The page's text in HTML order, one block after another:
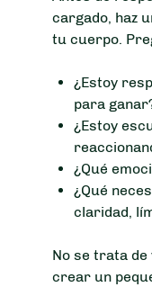
cargado, haz
tu cuerpo.
¿Estoy
para
¿Estoy
¿Qué
¿Qué
claridad,
No se trata
crear un